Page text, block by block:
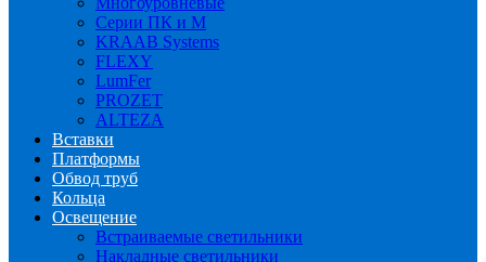
Серии ПК и М
KRAAB Systems
FLEXY
LumFer
PROZET
ALTEZA
Вставки
Платформы
Обвод труб
Кольца
Освещение
Встраиваемые светильники
Накладные светильники